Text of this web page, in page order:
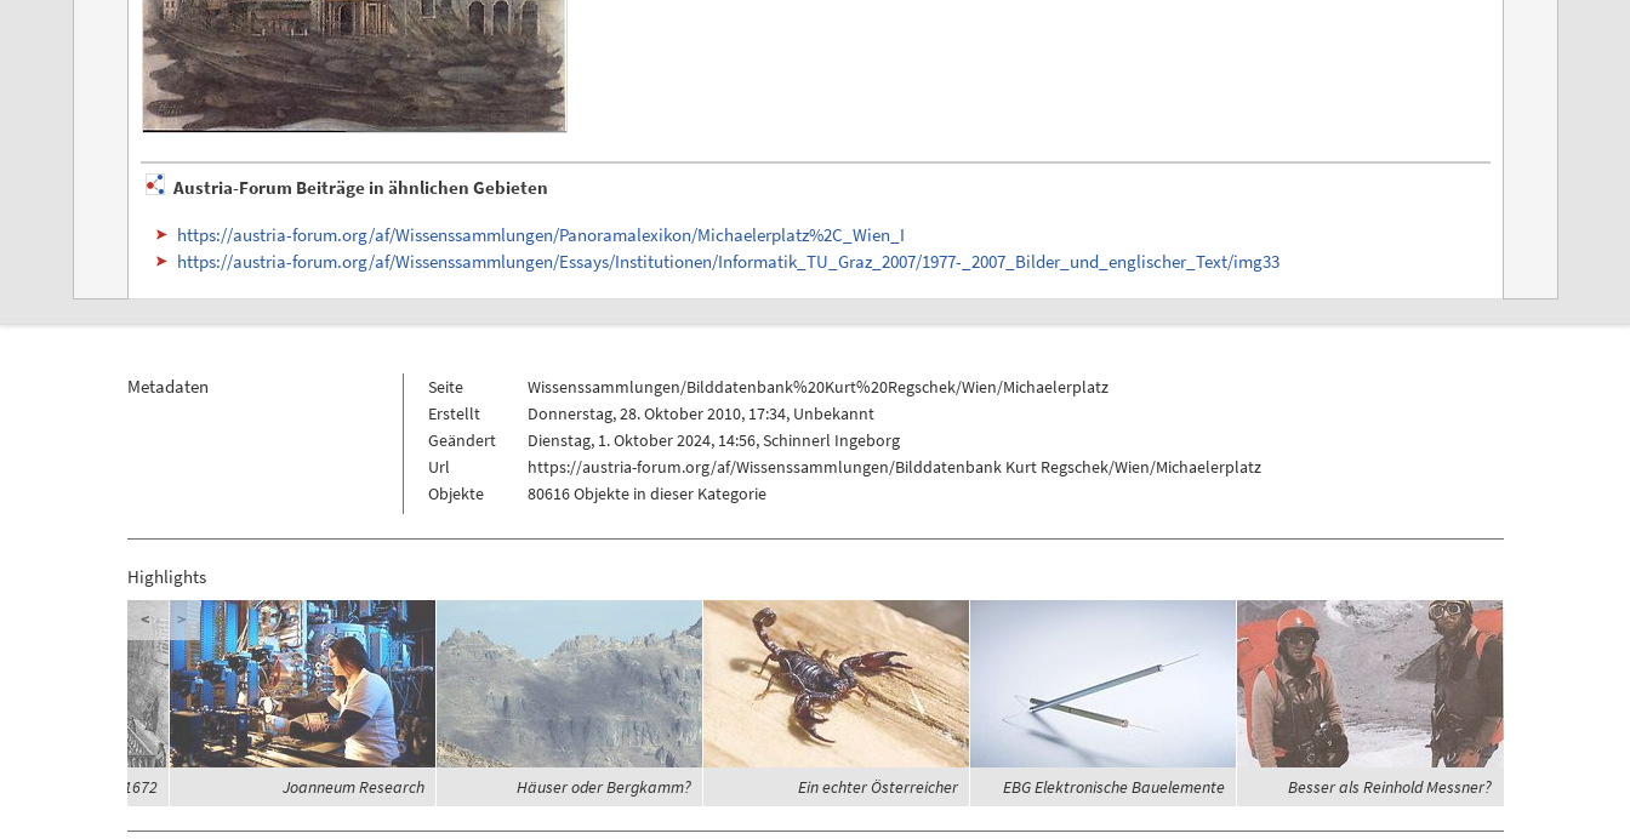
Austria-Forum Beiträge in ähnlichen Gebieten
https://austria-forum.org/af/Wissenssammlungen/Panoramalexikon/Michaelerplatz%2C_Wien_I
https://austria-forum.org/af/Wissenssammlungen/Essays/Institutionen/Informatik_TU_Graz_2007/1977-_2007_Bilder_und_englischer_Text/img33
Metadaten Seite
Wissenssammlungen/Bilddatenbank%20Kurt%20Regschek/Wien/Michaelerplatz
Erstellt
Donnerstag, 28. Oktober 2010, 17:34, Unbekannt
Geändert
Dienstag, 1. Oktober 2024, 14:56,Schinnerl Ingeborg
Url
https://austria-forum.org/af/Wissenssammlungen/Bilddatenbank Kurt Regschek/Wien/Michaelerplatz
Objekte
80616 Objekte in dieser Kategorie
Highlights
im Jahre 1672 Joanneum Research Häuser oder Bergkamm? Ein echter Österreicher EBG Elektronische Bauelemente Besser als Reinhold Messner?
< >